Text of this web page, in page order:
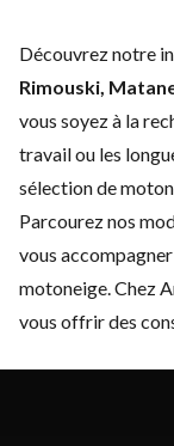
Découvrez notre
Rimouski,
vous soyez à la
travail ou les
sélection de
Parcourez nos
vous
motoneige. Chez
vous offrir des